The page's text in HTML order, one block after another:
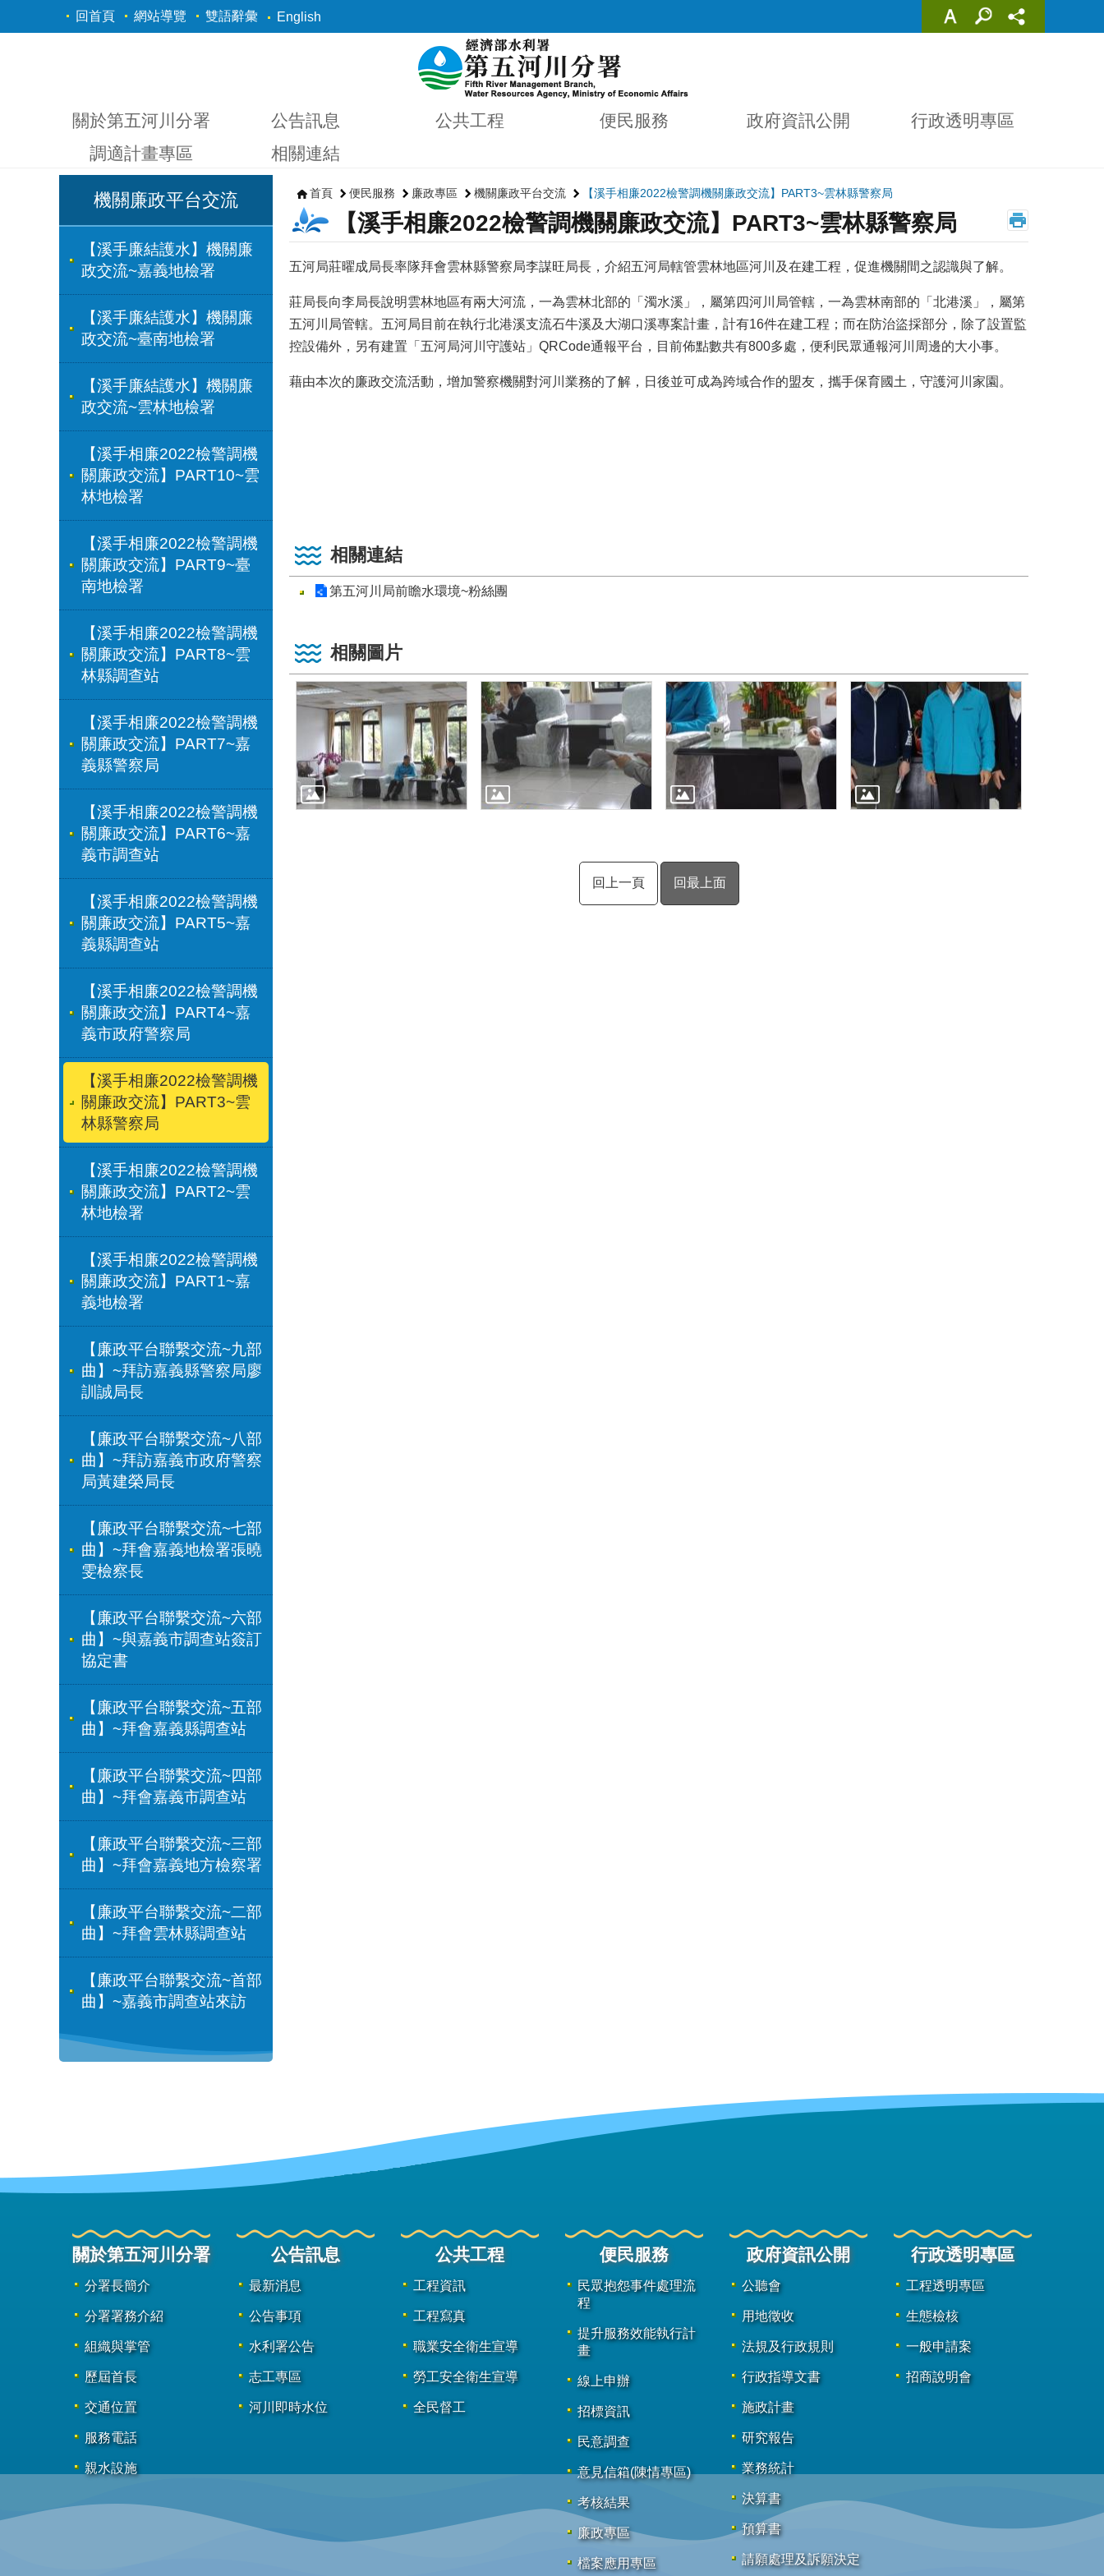
跳到主要內容區塊
回首頁 網站導覽 雙語辭彙 English
關於第五河川分署 公告訊息 公共工程 便民服務 政府資訊公開
行政透明專區
調適計畫專區
相關連結
機關廉政平台交流
【溪手廉結護水】機關廉
政交流~嘉義地檢署
【溪手廉結護水】機關廉
政交流~臺南地檢署
【溪手廉結護水】機關廉
政交流~雲林地檢署
【溪手相廉2022檢警調機
關廉政交流】PART10~雲
林地檢署
【溪手相廉2022檢警調機
關廉政交流】PART9~臺
南地檢署
【溪手相廉2022檢警調機
關廉政交流】PART8~雲
林縣調查站
【溪手相廉2022檢警調機
關廉政交流】PART7~嘉
義縣警察局
【溪手相廉2022檢警調機
關廉政交流】PART6~嘉
義市調查站
【溪手相廉2022檢警調機
關廉政交流】PART5~嘉
義縣調查站
【溪手相廉2022檢警調機
關廉政交流】PART4~嘉
義市政府警察局
【溪手相廉2022檢警調機
關廉政交流】PART3~雲
林縣警察局
【溪手相廉2022檢警調機
關廉政交流】PART2~雲
林地檢署
【溪手相廉2022檢警調機
關廉政交流】PART1~嘉
義地檢署
【廉政平台聯繫交流~九部
曲】~拜訪嘉義縣警察局廖
訓誠局長
【廉政平台聯繫交流~八部
曲】~拜訪嘉義市政府警察
局黃建榮局長
【廉政平台聯繫交流~七部
曲】~拜會嘉義地檢署張曉
雯檢察長
【廉政平台聯繫交流~六部
曲】~與嘉義市調查站簽訂
協定書
【廉政平台聯繫交流~五部
曲】~拜會嘉義縣調查站
【廉政平台聯繫交流~四部
曲】~拜會嘉義市調查站
【廉政平台聯繫交流~三部
曲】~拜會嘉義地方檢察署
【廉政平台聯繫交流~二部
曲】~拜會雲林縣調查站
【廉政平台聯繫交流~首部
曲】~嘉義市調查站來訪
首頁 便民服務 廉政專區 機關廉政平台交流 【溪手相廉2022檢警調機關廉政交流】PART3~雲林縣警察局
【溪手相廉2022檢警調機關廉政交流】PART3~雲林縣警察局
五河局莊曜成局長率隊拜會雲林縣警察局李謀旺局長，介紹五河局轄管雲林地區河川及在建工程，促進機關間之認識與了解。
莊局長向李局長說明雲林地區有兩大河流，一為雲林北部的「濁水溪」，屬第四河川局管轄，一為雲林南部的「北港溪」，屬第
五河川局管轄。五河局目前在執行北港溪支流石牛溪及大湖口溪專案計畫，計有16件在建工程；而在防治盜採部分，除了設置監
控設備外，另有建置「五河局河川守護站」QRCode通報平台，目前佈點數共有800多處，便利民眾通報河川周邊的大小事。
藉由本次的廉政交流活動，增加警察機關對河川業務的了解，日後並可成為跨域合作的盟友，攜手保育國土，守護河川家園。
相關連結
第五河川局前瞻水環境~粉絲團
相關圖片
回上一頁 回最上面
關於第五河川分署
分署長簡介
分署署務介紹
組織與掌管
歷屆首長
交通位置
服務電話
親水設施
公告訊息
最新消息
公告事項
水利署公告
志工專區
河川即時水位
公共工程
工程資訊
工程寫真
職業安全衛生宣導
勞工安全衛生宣導
全民督工
便民服務
民眾抱怨事件處理流
程
提升服務效能執行計
畫
線上申辦
招標資訊
民意調查
意見信箱(陳情專區)
考核結果
廉政專區
檔案應用專區
政府資訊公開
公聽會
用地徵收
法規及行政規則
行政指導文書
施政計畫
研究報告
業務統計
決算書
預算書
請願處理及訴願決定
行政透明專區
工程透明專區
生態檢核
一般申請案
招商說明會